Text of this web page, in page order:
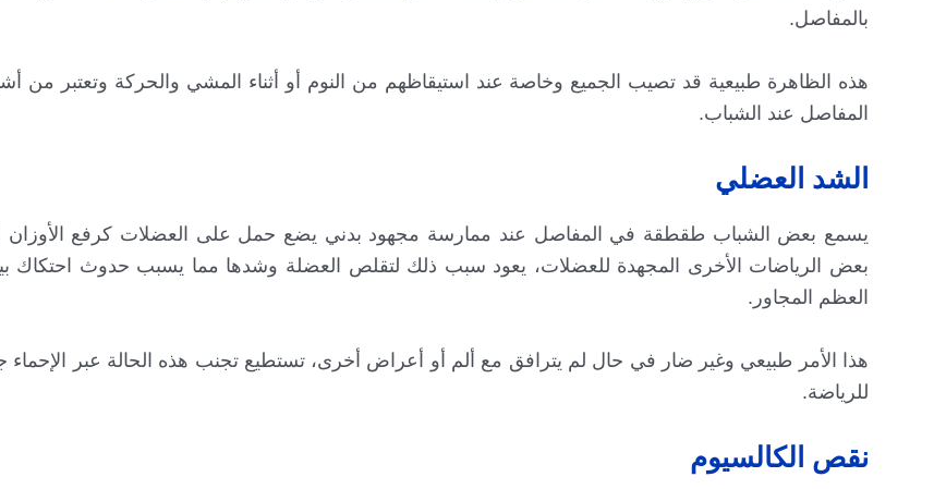
بالمفاصل.
هذه الظاهرة طبيعية قد تصيب الجميع وخاصة عند استيقاظهم من النوم أو أثناء المشي والحركة وتعتبر من
المفاصل عند الشباب.
الشد العضلي
يسمع بعض الشباب طقطقة في المفاصل عند ممارسة مجهود بدني يضع حمل على العضلات كرفع الأوزان
بعض الرياضات الأخرى المجهدة للعضلات، يعود سبب ذلك لتقلص العضلة وشدها مما يسبب حدوث احتكاك
العظم المجاور.
هذا الأمر طبيعي وغير ضار في حال لم يترافق مع ألم أو أعراض أخرى، تستطيع تجنب هذه الحالة عبر الإحماء
للرياضة.
نقص الكالسيوم